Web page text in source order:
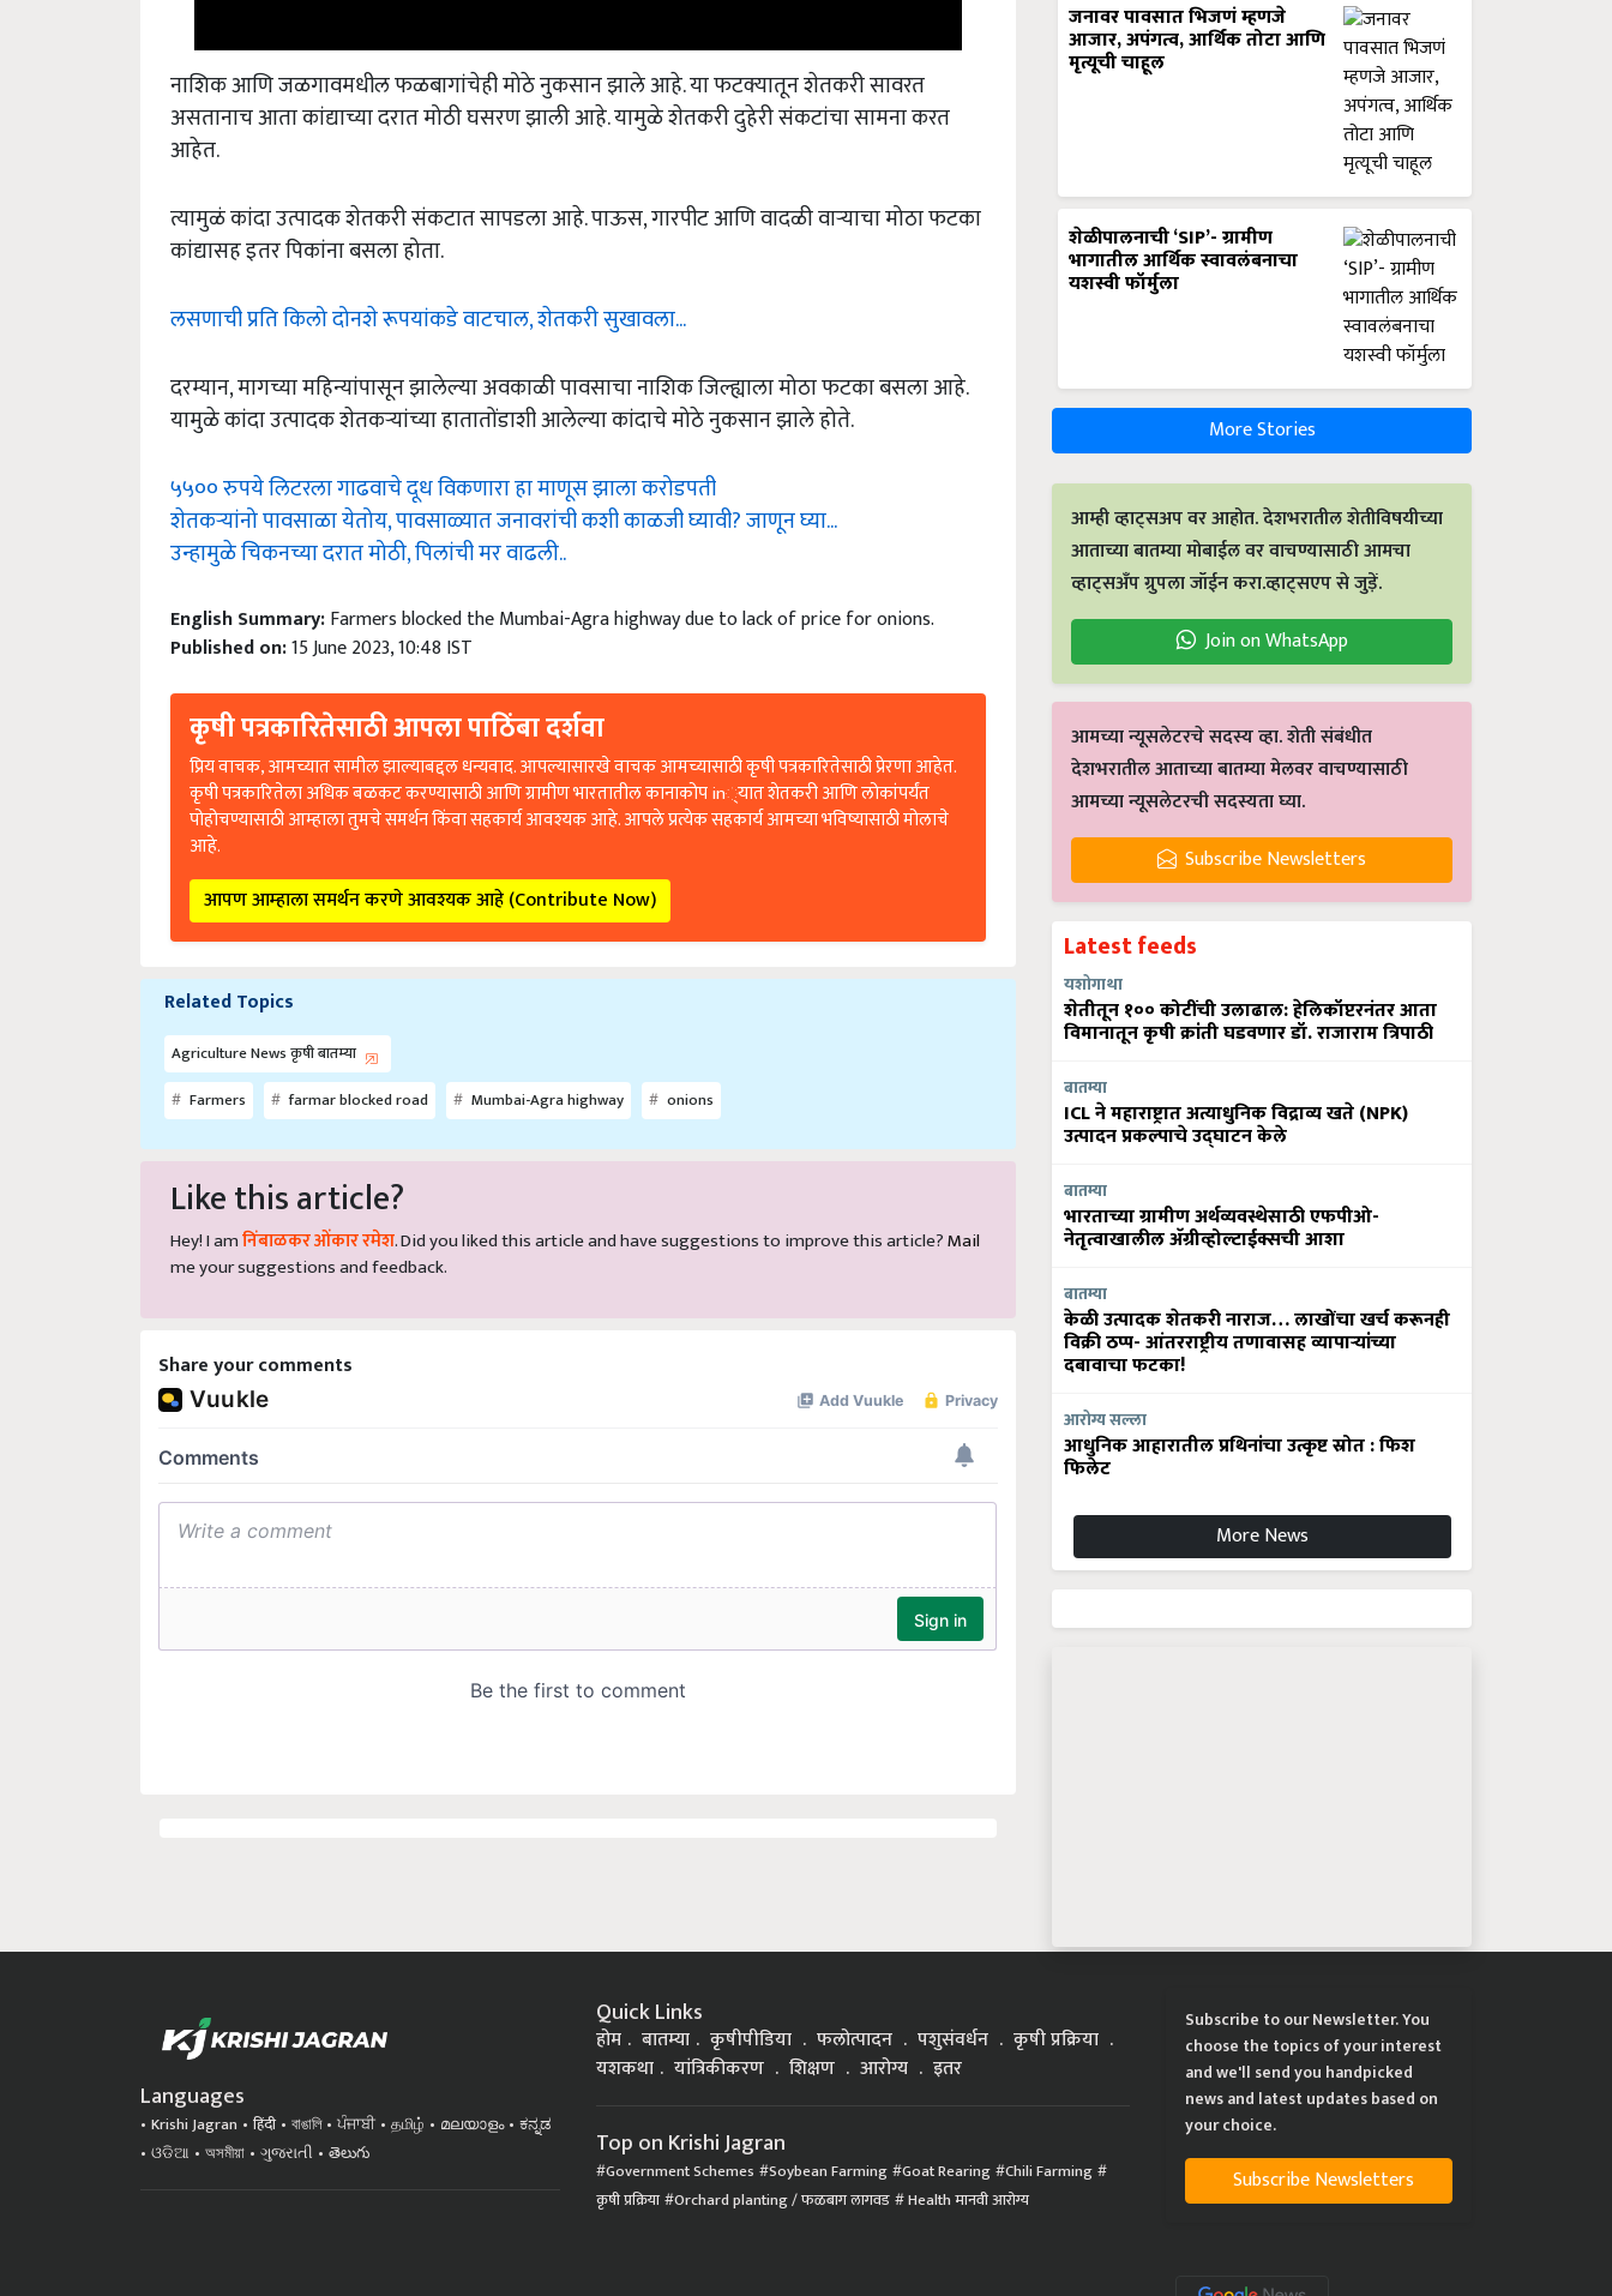
नाशिक आणि जळगावमधील फळबागांचेही मोठे नुकसान झाले आहे. या फटक्यातून शेतकरी सावरत
असतानाच आता कांद्याच्या दरात मोठी घसरण झाली आहे. यामुळे शेतकरी दुहेरी संकटांचा सामना करत
आहेत.
त्यामुळं कांदा उत्पादक शेतकरी संकटात सापडला आहे. पाऊस, गारपीट आणि वादळी वाऱ्याचा मोठा फटका
कांद्यासह इतर पिकांना बसला होता.
लसणाची प्रति किलो दोनशे रूपयांकडे वाटचाल, शेतकरी सुखावला...
दरम्यान, मागच्या महिन्यांपासून झालेल्या अवकाळी पावसाचा नाशिक जिल्ह्याला मोठा फटका बसला आहे.
यामुळे कांदा उत्पादक शेतकऱ्यांच्या हातातोंडाशी आलेल्या कांदाचे मोठे नुकसान झाले होते.
५५०० रुपये लिटरला गाढवाचे दूध विकणारा हा माणूस झाला करोडपती
शेतकऱ्यांनो पावसाळा येतोय, पावसाळ्यात जनावरांची कशी काळजी घ्यावी? जाणून घ्या...
उन्हामुळे चिकनच्या दरात मोठी, पिलांची मर वाढली..
English Summary:Farmers blocked the Mumbai-Agra highway due to lack of price for onions.
Published on:15 June 2023, 10:48 IST
कृषी पत्रकारितेसाठी आपला पाठिंबा दर्शवा
प्रिय वाचक, आमच्यात सामील झाल्याबद्दल धन्यवाद. आपल्यासारखे वाचक आमच्यासाठी कृषी पत्रकारितेसाठी प्रेरणा आहेत.
कृषी पत्रकारितेला अधिक बळकट करण्यासाठी आणि ग्रामीण भारतातील कानाकोप in्यात शेतकरी आणि लोकांपर्यंत
पोहोचण्यासाठी आम्हाला तुमचे समर्थन किंवा सहकार्य आवश्यक आहे. आपले प्रत्येक सहकार्य आमच्या भविष्यासाठी मोलाचे
आहे.
आपण आम्हाला समर्थन करणे आवश्यक आहे (Contribute Now)
Related Topics
Agriculture News कृषी बातम्या
Farmers
farmar blocked road Mumbai-Agra highway onions
Like this article?
Hey! I amनिंबाळकर ओंकार रमेश. Did you liked this article and have suggestions to improve this article?Mail
me your suggestions and feedback.
Share your comments
जनावर पावसात भिजणं म्हणजे
आजार, अपंगत्व, आर्थिक तोटा आणि
मृत्यूची चाहूल
शेळीपालनाची ‘SIP’- ग्रामीण
भागातील आर्थिक स्वावलंबनाचा
यशस्वी फॉर्मुला
More Stories
आम्ही व्हाट्सअप वर आहोत. देशभरातील शेतीविषयीच्या
आताच्या बातम्या मोबाईल वर वाचण्यासाठी आमचा
व्हाट्सअँप ग्रुपला जॉईन करा.व्हाट्सएप से जुड़ें.
Join on WhatsApp
आमच्या न्यूसलेटरचे सदस्य व्हा. शेती संबंधीत
देशभरातील आताच्या बातम्या मेलवर वाचण्यासाठी
आमच्या न्यूसलेटरची सदस्यता घ्या.
Subscribe Newsletters
Latest feeds
यशोगाथा
शेतीतून १०० कोटींची उलाढाल: हेलिकॉप्टरनंतर आता
विमानातून कृषी क्रांती घडवणार डॉ. राजाराम त्रिपाठी
बातम्या
ICL ने महाराष्ट्रात अत्याधुनिक विद्राव्य खते (NPK)
उत्पादन प्रकल्पाचे उद्घाटन केले
बातम्या
भारताच्या ग्रामीण अर्थव्यवस्थेसाठी एफपीओ-
नेतृत्वाखालील अ‍ॅग्रीव्होल्टाईक्सची आशा
बातम्या
केळी उत्पादक शेतकरी नाराज… लाखोंचा खर्च करूनही
विक्री ठप्प- आंतरराष्ट्रीय तणावासह व्यापाऱ्यांच्या
दबावाचा फटका!
आरोग्य सल्ला
आधुनिक आहारातील प्रथिनांचा उत्कृष्ट स्रोत : फिश
फिलेट
More News
Languages
Krishi Jagran हिंदी বাঙালি ਪੰਜਾਬੀ தமிழ் മലയാളം
ಕನ್ನಡ
ଓଡିଆ
অসমীয়া ગુજરાતી తెలుగు
Quick Links
होम बातम्या कृषीपीडिया फलोत्पादन पशुसंवर्धन
कृषी प्रक्रिया
यशकथा
यांत्रिकीकरण शिक्षण आरोग्य इतर
Top on Krishi Jagran
Government Schemes Soybean Farming Goat Rearing Chili Farming
कृषी प्रक्रिया Orchard planting / फळबाग लागवड Health मानवी आरोग्य
Subscribe to our Newsletter. You
choose the topics of your interest
and we'll send you handpicked
news and latest updates based on
your choice.
Subscribe Newsletters